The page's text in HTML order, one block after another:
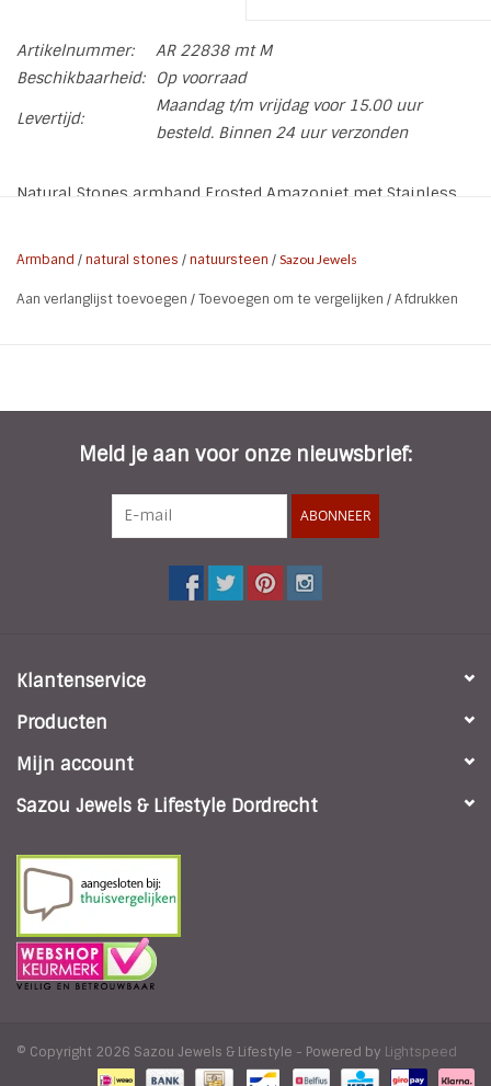
Artikelnummer:
AR 22838 mt M
Beschikbaarheid:
Op voorraad
Levertijd:
Maandag t/m vrijdag voor 15.00 uur
besteld. Binnen 24 uur verzonden
Natural Stones armband Frosted Amazoniet met Stainless
Maat M: Geschikt voor polsmaat 19 Losjes | 20 aansluitend
* Kleur: Mix van o.a. Zacht groen-blauw, grijs
* Stainless Steel tusssenkralen: 8 mm
Armband /natural stones /natuursteen / Sazou Jewels
Aan verlanglijst toevoegen /Toevoegen om te vergelijken /Afdrukken
Meld je aan voor onze nieuwsbrief:
ABONNEER
Klantenservice
Producten
Mijn account
Sazou Jewels & Lifestyle Dordrecht
© Copyright 2026 Sazou Jewels & Lifestyle - Powered by Lightspeed